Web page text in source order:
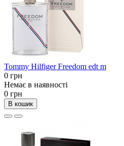
Tommy Hilfiger Freedom edt m
0 грн
Немає в наявності
0 грн
В кошик